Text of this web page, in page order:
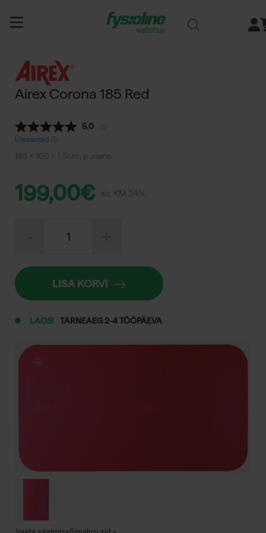
sisältöön
Airex Corona 185 Red
Keskmine hinnang:
5.0
Ülevaated (
185 × 100 × 1,5cm, punane
199,00€ sis. KM 24%
LAOS! TARNEAEG 2-4 TÖÖPÄEVA
kogus
LISA KORVI